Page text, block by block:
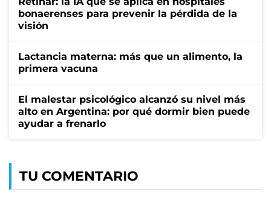
bonaerenses para prevenir la pérdida de la
visión
Lactancia materna: más que un alimento, la
primera vacuna
El malestar psicológico alcanzó su nivel más
alto en Argentina: por qué dormir bien puede
ayudar a frenarlo
TU COMENTARIO